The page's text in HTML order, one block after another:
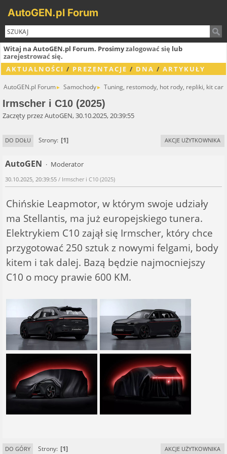
AutoGEN.pl Forum
Witaj na AutoGEN.pl Forum. Prosimyzalogować się lub
zarejestrować się.
AKTUALNOŚCI / PREZENTACJE / DNA / ARTYKUŁY
AutoGEN.pl Forum► Samochody► Tuning, restomody, hot rody, repliki, kit cary
Irmscher i C10 (2025)
Zaczęty przez AutoGEN, 30.10.2025, 20:39:55
DO DOŁU Strony 1 AKCJE UŻYTKOWNIKA
AutoGEN Moderator
30.10.2025, 20:39:55 / Irmscher i C10 (2025)
Chińskie Leapmotor, w którym swoje udziały
ma Stellantis, ma już europejskiego tunera.
Elektrykiem C10 zajął się Irmscher, który chce
przygotować 250 sztuk z nowymi felgami, body
kitem i tak dalej. Bazą będzie najmocniejszy
C10 o mocy prawie 600 KM.
DO GÓRY Strony 1 AKCJE UŻYTKOWNIKA